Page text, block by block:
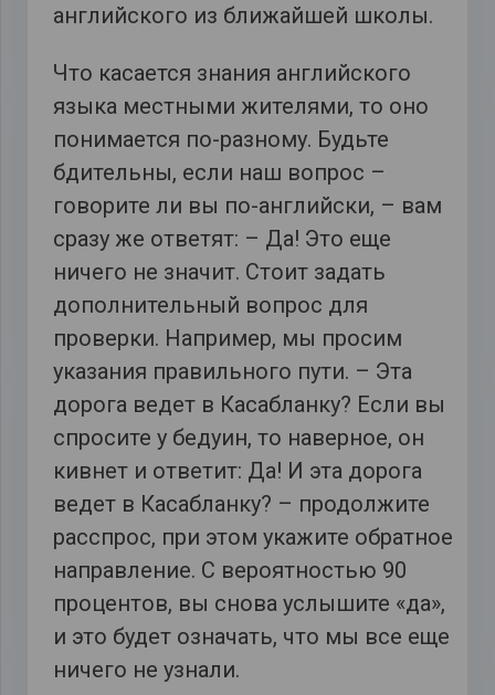
английского из ближайшей школы.
Что касается знания английского
языка местными жителями, то оно
понимается по-разному. Будьте
бдительны, если наш вопрос –
говорите ли вы по-английски, – вам
сразу же ответят: – Да! Это еще
ничего не значит. Стоит задать
дополнительный вопрос для
проверки. Например, мы просим
указания правильного пути. – Эта
дорога ведет в Касабланку? Если вы
спросите у бедуин, то наверное, он
кивнет и ответит: Да! И эта дорога
ведет в Касабланку? – продолжите
расспрос, при этом укажите обратное
направление. С вероятностью 90
процентов, вы снова услышите «да»,
и это будет означать, что мы все еще
ничего не узнали.